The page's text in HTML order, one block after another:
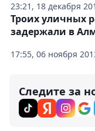
23:21, 18 декабря
17:55, 06 ноября
Троих уличных
задержали в
Следите за